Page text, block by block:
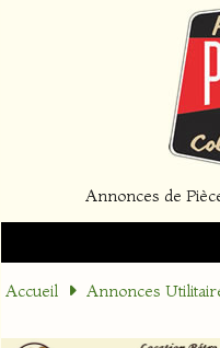
Annonces de
Accueil Annonces